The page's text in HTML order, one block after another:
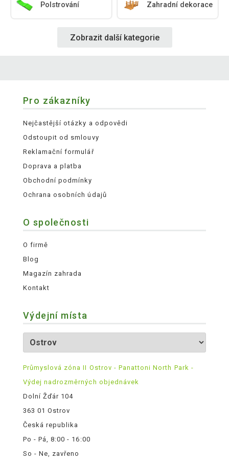
Polstrování Zahradní dekorace
Zobrazit další kategorie
Pro zákazníky
Nejčastější otázky a odpovědi
Odstoupit od smlouvy
Reklamační formulář
Doprava a platba
Obchodní podmínky
Ochrana osobních údajů
O společnosti
O firmě
Blog
Magazín zahrada
Kontakt
Výdejní místa
Průmyslová zóna II Ostrov - Panattoni North Park -
Výdej nadrozměrných objednávek
Dolní Žďár 104
363 01 Ostrov
Česká republika
Po - Pá, 8:00 - 16:00
So - Ne, zavřeno